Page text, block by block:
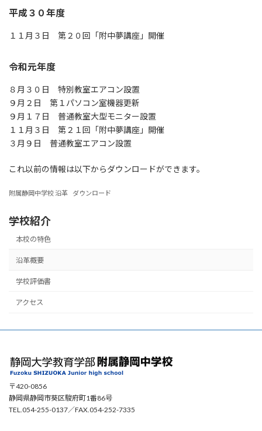
平成３０年度
１１月３日 第２０回「附中夢講座」開催
令和元年度
８月３０日 特別教室エアコン設置
９月２日 第１パソコン室機器更新
９月１７日 普通教室大型モニター設置
１１月３日 第２１回「附中夢講座」開催
３月９日 普通教室エアコン設置
これ以前の情報は以下からダウンロードができます。
附属静岡中学校 沿革 ダウンロード
学校紹介
本校の特色
沿革概要
学校評価書
アクセス
〒420-0856
静岡県静岡市葵区駿府町1番86号
TEL.054-255-0137／FAX.054-252-7335